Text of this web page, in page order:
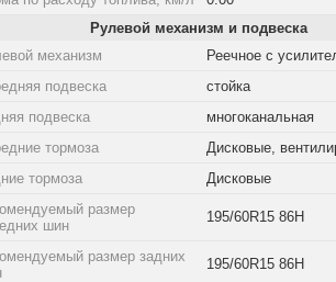
Рулевой механизм и подвеска
механизм
Реечное с
подвеска
стойка
подвеска
многоканальная
тормоза
Дисковые,
тормоза
Дисковые
размер
шин
195/60R15 86H
размер задних
195/60R15 86H